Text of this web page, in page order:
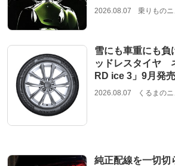
2026.08.07 乗りもの
雪にも車重にも負
ッドレスタイヤ
RD ice 3」9月発売
2026.08.07 くるまの
純正配線を一切切